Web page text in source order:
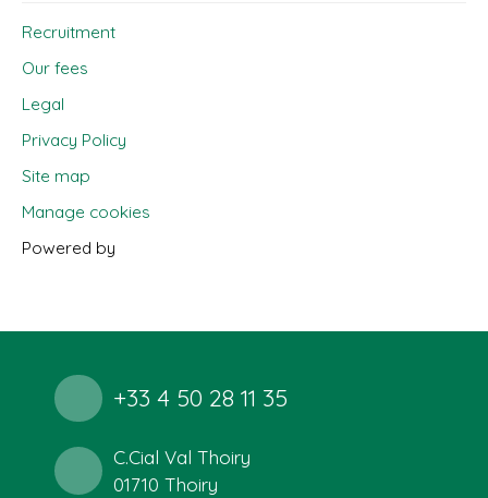
Recruitment
Our fees
Legal
Privacy Policy
Site map
Manage cookies
Powered by
+33 4 50 28 11 35
C.Cial Val Thoiry
01710 Thoiry